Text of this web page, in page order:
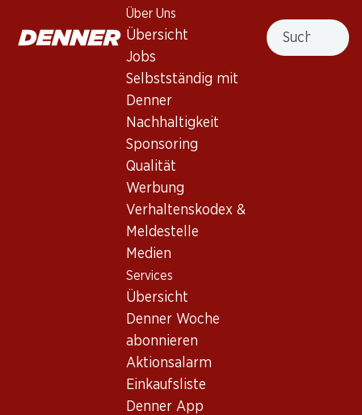
Über Uns
Übersicht
Jobs
Selbstständig mit
Denner
Nachhaltigkeit
Sponsoring
Qualität
Werbung
Verhaltenskodex &
Meldestelle
Medien
Services
Übersicht
Denner Woche
abonnieren
Aktionsalarm
Einkaufsliste
Denner App
Suche
Wissenswertes
Rotwein_old
Trinktemperatur
CO2-Fussabdruck